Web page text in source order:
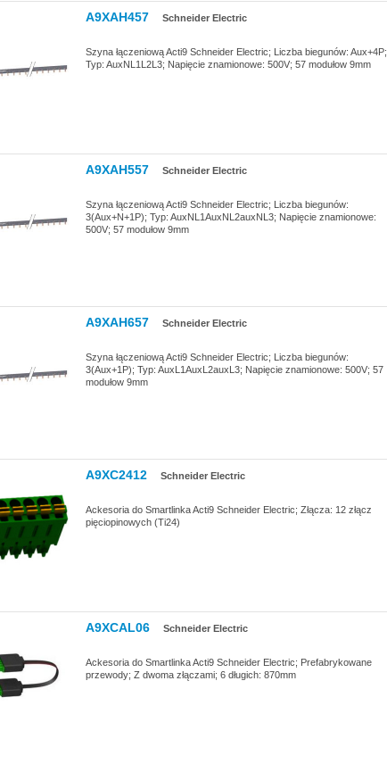
A9XAH457 Schneider Electric
Szyna łączeniową Acti9 Schneider Electric; Liczba biegunów: Aux+4P;
Typ: AuxNL1L2L3; Napięcie znamionowe: 500V; 57 modułow 9mm
A9XAH557 Schneider Electric
Szyna łączeniową Acti9 Schneider Electric; Liczba biegunów:
3(Aux+N+1P); Typ: AuxNL1AuxNL2auxNL3; Napięcie znamionowe:
500V; 57 modułow 9mm
A9XAH657 Schneider Electric
Szyna łączeniową Acti9 Schneider Electric; Liczba biegunów:
3(Aux+1P); Typ: AuxL1AuxL2auxL3; Napięcie znamionowe: 500V; 57
modułow 9mm
A9XC2412 Schneider Electric
Ackesoria do Smartlinka Acti9 Schneider Electric; Złącza: 12 złącz
pięciopinowych (Ti24)
A9XCAL06 Schneider Electric
Ackesoria do Smartlinka Acti9 Schneider Electric; Prefabrykowane
przewody; Z dwoma złączami; 6 długich: 870mm